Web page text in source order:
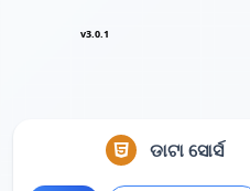
v3.0.1
ଡାଟା ସୋର୍ସ